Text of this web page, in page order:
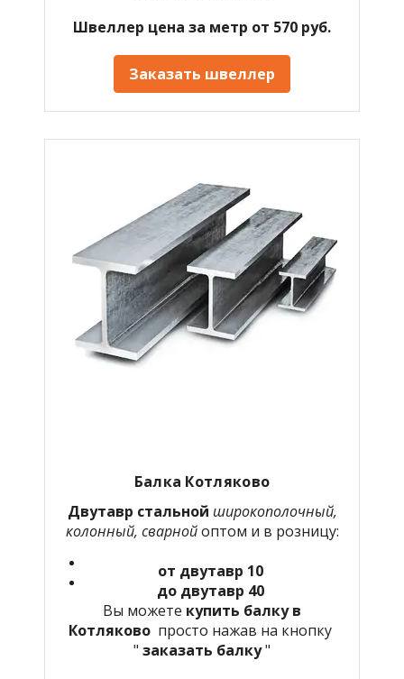
Швеллер цена за метр от 570 руб.
Заказать швеллер
Балка Котляково
Двутавр стальной широкополочный,
колонный, сварнойоптом и в розницу:
от двутавр 10
до двутавр 40
Вы можете купить балку в
Котляково просто нажав на кнопку
" заказать балку"